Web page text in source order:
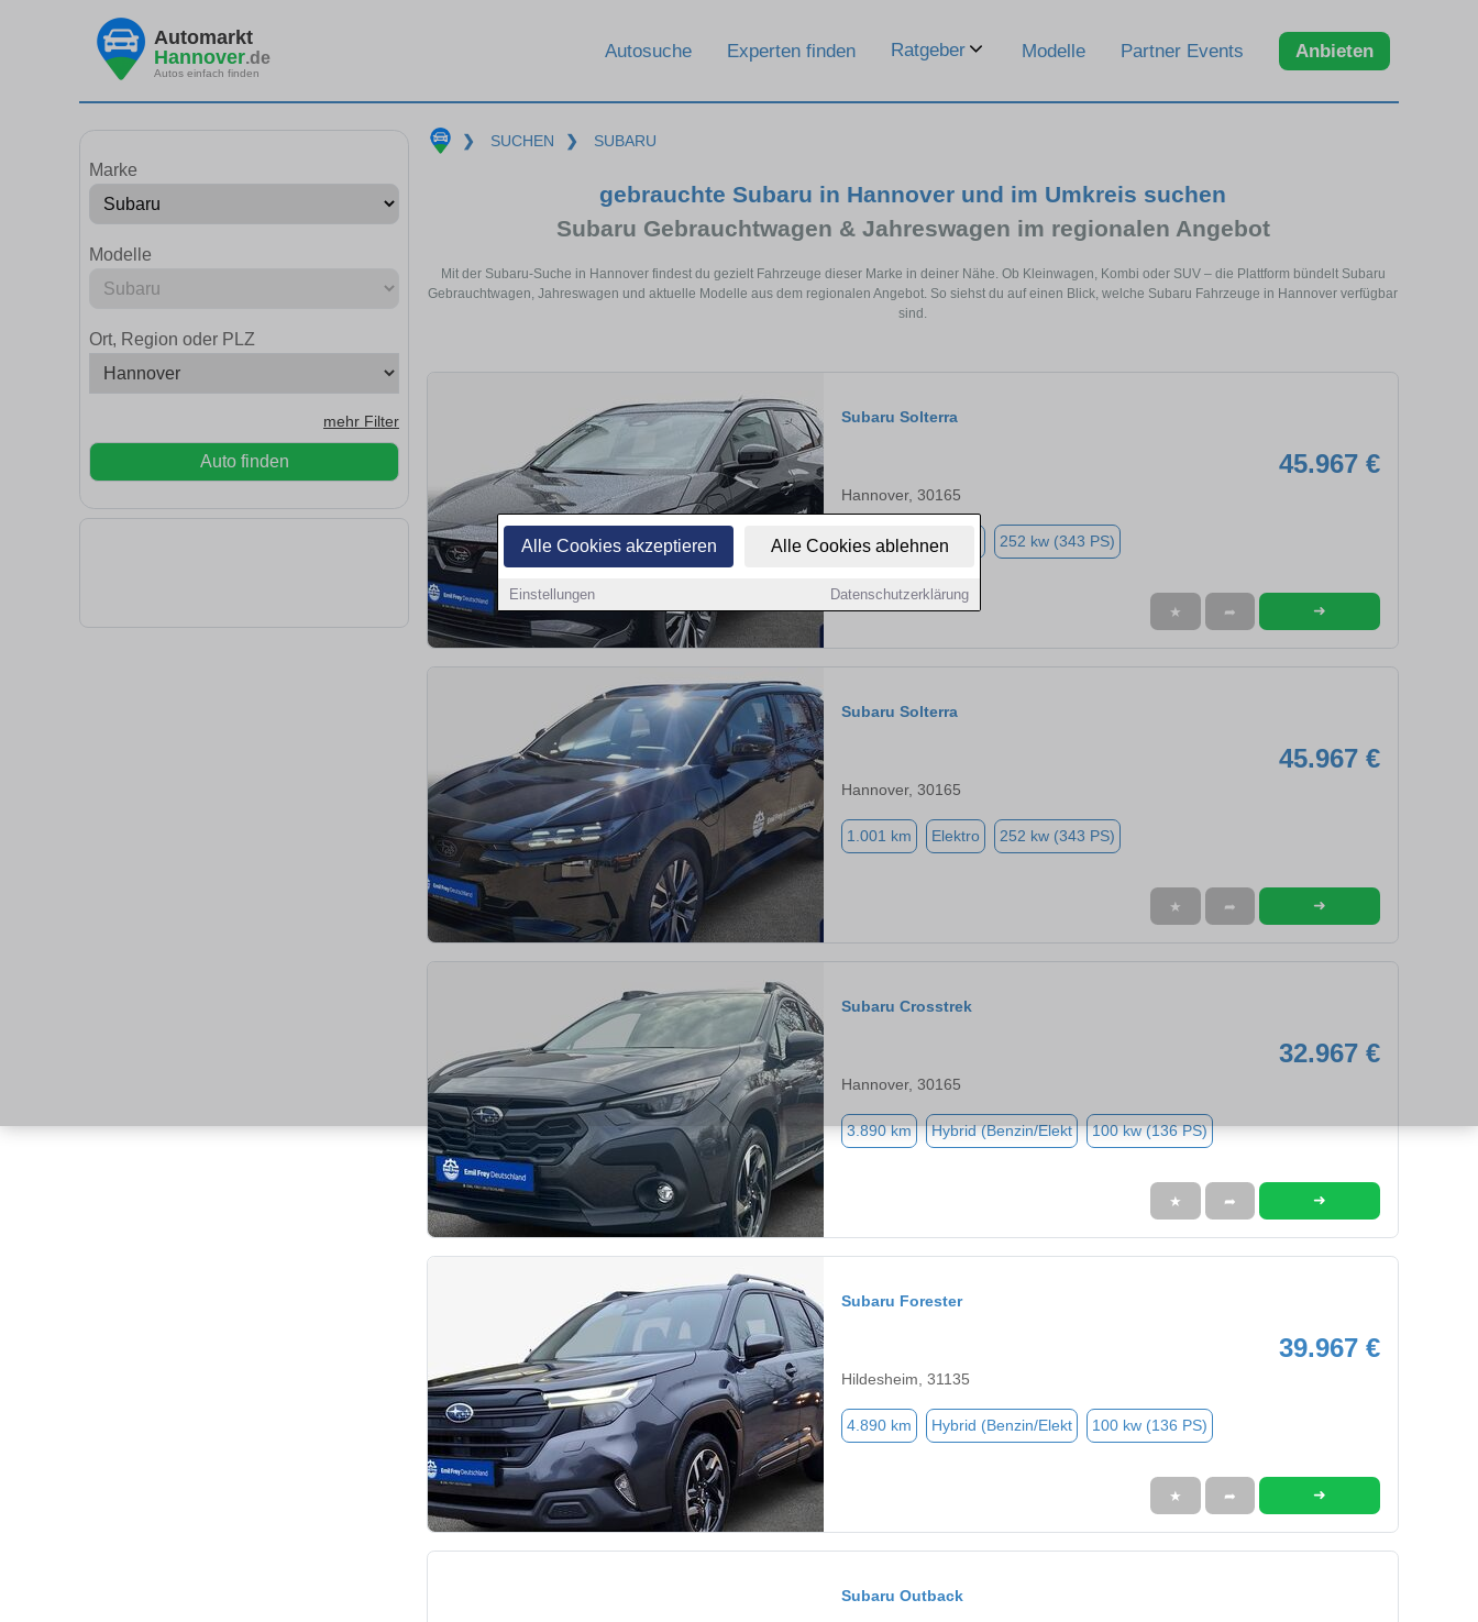
Alle Cookies akzeptieren Alle Cookies ablehnen
Einstellungen Datenschutzerklärung
Automarkt
Hannover.de
Autos einfach finden
Autosuche Experten finden Ratgeber Modelle Partner Events Anbieten
Marke
Modelle
Ort, Region oder PLZ
mehr Filter
Auto finden
❯ SUCHEN ❯ SUBARU
gebrauchte Subaru in Hannover und im Umkreis suchen
Subaru Gebrauchtwagen & Jahreswagen im regionalen Angebot
Mit der Subaru-Suche in Hannover findest du gezielt Fahrzeuge dieser Marke in deiner Nähe. Ob Kleinwagen, Kombi oder SUV – die Plattform bündelt Subaru
Gebrauchtwagen, Jahreswagen und aktuelle Modelle aus dem regionalen Angebot. So siehst du auf einen Blick, welche Subaru Fahrzeuge in Hannover verfügbar
sind.
Subaru Solterra
45.967 €
Hannover, 30165
3.890 km Elektro 252 kw (343 PS)
★ ➦ ➜
Subaru Solterra
45.967 €
Hannover, 30165
1.001 km Elektro 252 kw (343 PS)
★ ➦ ➜
Subaru Crosstrek
32.967 €
Hannover, 30165
3.890 km Hybrid (Benzin/Elekt 100 kw (136 PS)
★ ➦ ➜
Subaru Forester
39.967 €
Hildesheim, 31135
4.890 km Hybrid (Benzin/Elekt 100 kw (136 PS)
★ ➦ ➜
Subaru Outback